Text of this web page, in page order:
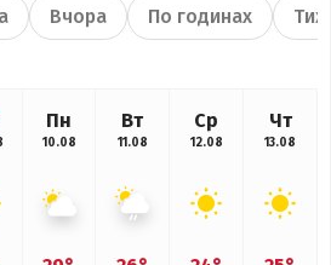
Вчора По годинах
Пн
10.08
Вт
11.08
Ср
12.08
Чт
13.08